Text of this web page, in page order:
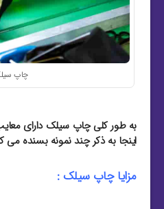
چاپ
به طور کلی چاپ سیلک دارای
اینجا به ذکر چند نمونه بسنده می
مزایا چاپ سیلک :